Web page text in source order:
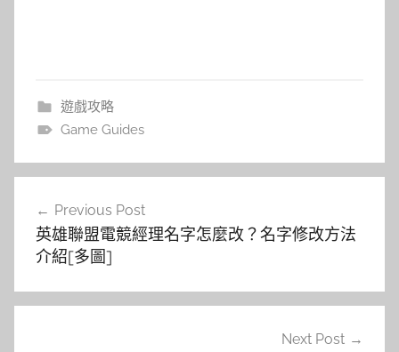
遊戲攻略
Game Guides
導
覽
Previous Post
英雄聯盟電競經理名字怎麼改？名字修改方法
介紹[多圖]
Next Post